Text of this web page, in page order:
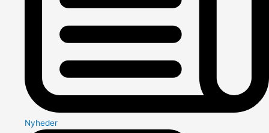
Nyheder